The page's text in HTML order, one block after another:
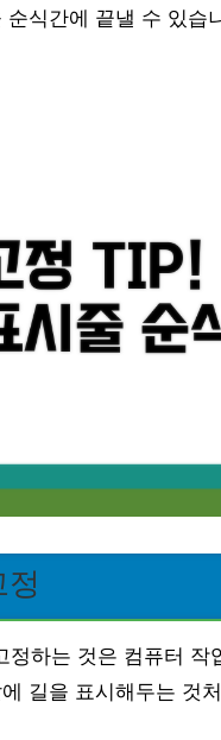
식간에 끝낼 수 있습
하는 것은 컴퓨터 작
길을 표시해두는 것